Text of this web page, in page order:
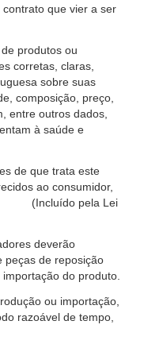
que vier a ser
produtos ou
corretas, claras,
sobre suas
composição, preço,
entre outros dados,
à saúde e
de que trata este
ao consumidor,
(Incluído pela Lei
deverão
peças de reposição
do produto.
ou importação,
razoável de tempo,